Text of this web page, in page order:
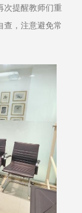
次提醒教师们重
查，注意避免常